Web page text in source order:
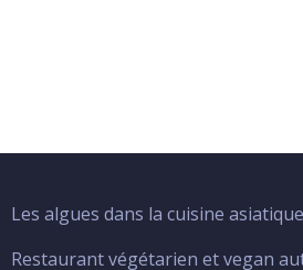
Menu
Footer
Les algues dans la cuisine asiatique
Restaurant végétarien et vegan